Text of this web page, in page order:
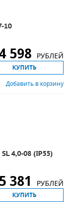
10
598 РУБЛЕЙ
КУПИТЬ
Добавить в корзину
4,0-08 (IP55)
381 РУБЛЕЙ
КУПИТЬ